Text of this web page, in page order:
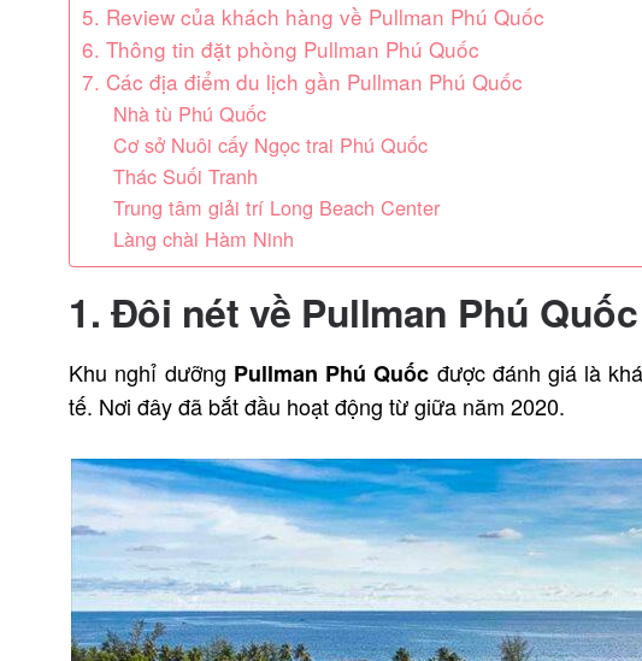
5. Review của khách hàng về Pullman Phú Quốc
6. Thông tin đặt phòng Pullman Phú Quốc
7. Các địa điểm du lịch gần Pullman Phú Quốc
Nhà tù Phú Quốc
Cơ sở Nuôi cấy Ngọc trai Phú Quốc
Thác Suối Tranh
Trung tâm giải trí Long Beach Center
Làng chài Hàm Ninh
1. Đôi nét về Pullman Phú Quốc
Khu nghỉ dưỡng Pullman Phú Quốc được đánh giá là
tế. Nơi đây đã bắt đầu hoạt động từ giữa năm 2020.